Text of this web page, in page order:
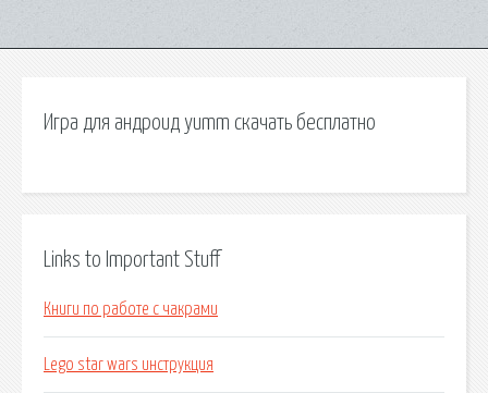
Игра для андроид yumm скачать бесплатно
Links to Important Stuff
Книги по работе с чакрами
Lego star wars инструкция